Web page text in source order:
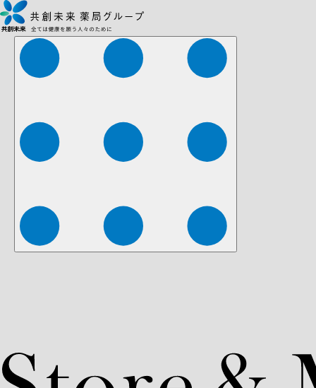
株式会社ファーマみらい 株式会社ストレチア